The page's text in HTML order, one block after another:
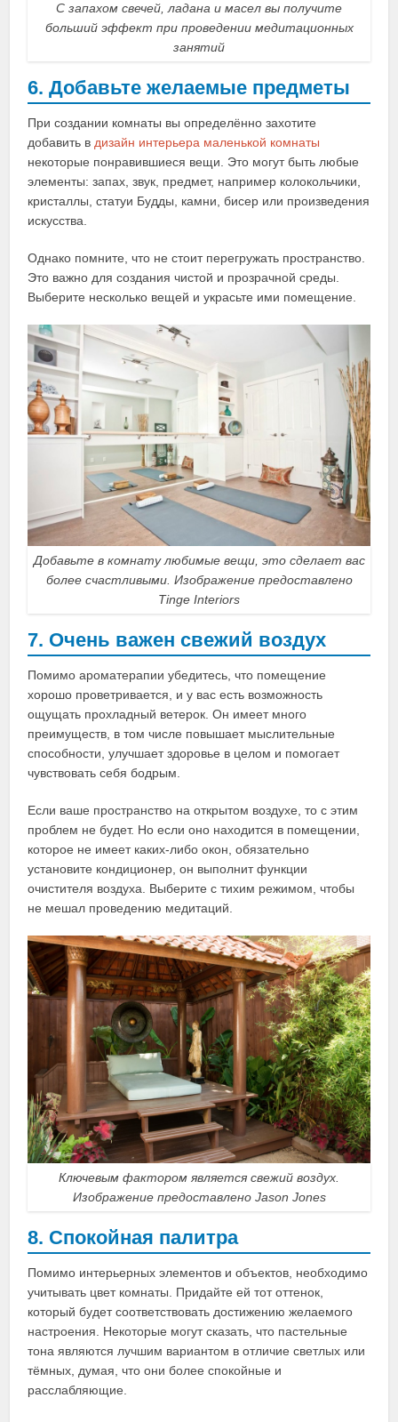
С запахом свечей, ладана и масел вы получите
больший эффект при проведении медитационных
занятий
6. Добавьте желаемые предметы
При создании комнаты вы определённо захотите
добавить в дизайн интерьера маленькой комнаты
некоторые понравившиеся вещи. Это могут быть любые
элементы: запах, звук, предмет, например колокольчики,
кристаллы, статуи Будды, камни, бисер или произведения
искусства.
Однако помните, что не стоит перегружать пространство.
Это важно для создания чистой и прозрачной среды.
Выберите несколько вещей и украсьте ими помещение.
Добавьте в комнату любимые вещи, это сделает вас
более счастливыми. Изображение предоставлено
Tinge Interiors
7. Очень важен свежий воздух
Помимо ароматерапии убедитесь, что помещение
хорошо проветривается, и у вас есть возможность
ощущать прохладный ветерок. Он имеет много
преимуществ, в том числе повышает мыслительные
способности, улучшает здоровье в целом и помогает
чувствовать себя бодрым.
Если ваше пространство на открытом воздухе, то с этим
проблем не будет. Но если оно находится в помещении,
которое не имеет каких-либо окон, обязательно
установите кондиционер, он выполнит функции
очистителя воздуха. Выберите с тихим режимом, чтобы
не мешал проведению медитаций.
Ключевым фактором является свежий воздух.
Изображение предоставлено Jason Jones
8. Спокойная палитра
Помимо интерьерных элементов и объектов, необходимо
учитывать цвет комнаты. Придайте ей тот оттенок,
который будет соответствовать достижению желаемого
настроения. Некоторые могут сказать, что пастельные
тона являются лучшим вариантом в отличие светлых или
тёмных, думая, что они более спокойные и
расслабляющие.